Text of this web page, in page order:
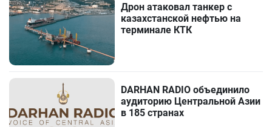
Дрон атаковал танкер с
казахстанской нефтью на
терминале КТК
DARHAN RADIO объединило
аудиторию Центральной Азии
в 185 странах